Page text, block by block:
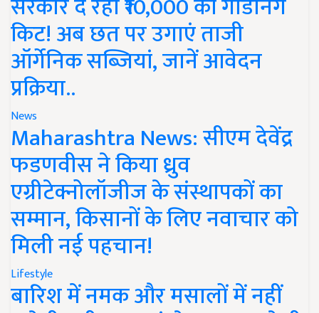
किट! अब छत पर उगाएं ताजी
ऑर्गेनिक सब्जियां, जानें आवेदन
प्रक्रिया..
News
Maharashtra News: सीएम देवेंद्र
फडणवीस ने किया ध्रुव
एग्रीटेक्नोलॉजीज के संस्थापकों का
सम्मान, किसानों के लिए नवाचार को
मिली नई पहचान!
Lifestyle
बारिश में नमक और मसालों में नहीं